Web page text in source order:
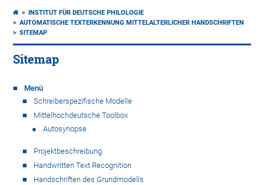
INSTITUT FÜR DEUTSCHE PHILOLOGIE
AUTOMATISCHE TEXTERKENNUNG MITTELALTERLICHER HANDSCHRIFTEN
SITEMAP
Sitemap
Menü
Schreiberspezifische Modelle
Mittelhochdeutsche Toolbox
Autosynopse
Projektbeschreibung
Handwritten Text Recognition
Handschriften des Grundmodells